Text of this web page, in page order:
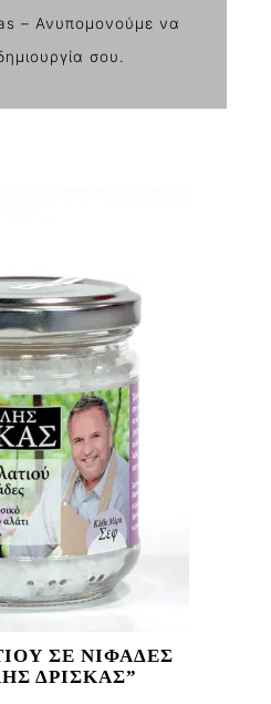
– Ανυπομονούμε να
σου.
ΣΕ ΝΙΦΑΔΕΣ
ΔΡΙΣΚΑΣ”